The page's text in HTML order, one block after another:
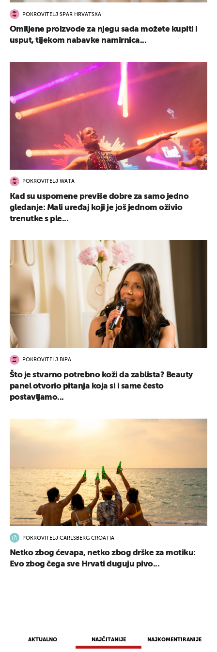
AKTUALNO NAJČITANIJE NAJKOMENTIRANIJE
POKROVITELJ SPAR HRVATSKA
Omiljene proizvode za njegu sada možete kupiti i
usput, tijekom nabavke namirnica...
POKROVITELJ WATA
Kad su uspomene previše dobre za samo jedno
gledanje: Mali uređaj koji je još jednom oživio
trenutke s ple...
POKROVITELJ BIPA
Što je stvarno potrebno koži da zablista? Beauty
panel otvorio pitanja koja si i same često
postavljamo...
POKROVITELJ CARLSBERG CROATIA
Netko zbog ćevapa, netko zbog drške za motiku:
Evo zbog čega sve Hrvati duguju pivo...